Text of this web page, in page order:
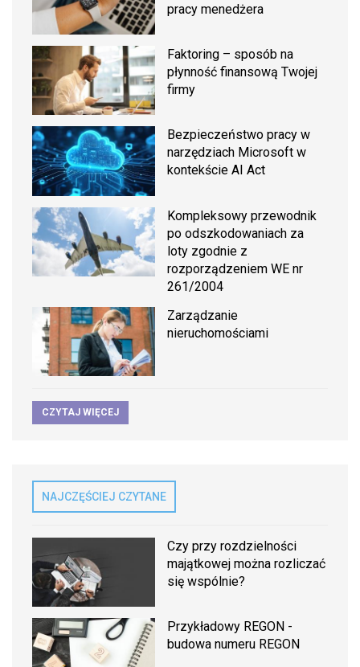
pracy menedżera
Faktoring – sposób na
płynność finansową Twojej
firmy
Bezpieczeństwo pracy w
narzędziach Microsoft w
kontekście AI Act
Kompleksowy przewodnik
po odszkodowaniach za
loty zgodnie z
rozporządzeniem WE nr
261/2004
Zarządzanie
nieruchomościami
CZYTAJ WIĘCEJ
NAJCZĘŚCIEJ CZYTANE
Czy przy rozdzielności
majątkowej można rozliczać
się wspólnie?
Przykładowy REGON -
budowa numeru REGON